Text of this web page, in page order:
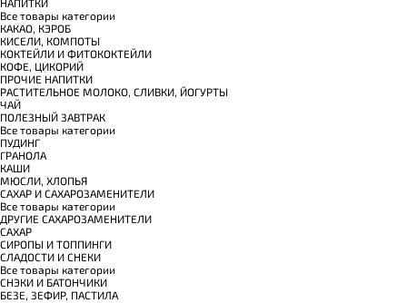
НАПИТКИ
Все товары категории
КАКАО, КЭРОБ
КИСЕЛИ, КОМПОТЫ
КОКТЕЙЛИ И ФИТОКОКТЕЙЛИ
КОФЕ, ЦИКОРИЙ
ПРОЧИЕ НАПИТКИ
РАСТИТЕЛЬНОЕ МОЛОКО, СЛИВКИ, ЙОГУРТЫ
ЧАЙ
ПОЛЕЗНЫЙ ЗАВТРАК
Все товары категории
ПУДИНГ
ГРАНОЛА
КАШИ
МЮСЛИ, ХЛОПЬЯ
САХАР И САХАРОЗАМЕНИТЕЛИ
Все товары категории
ДРУГИЕ САХАРОЗАМЕНИТЕЛИ
САХАР
СИРОПЫ И ТОППИНГИ
СЛАДОСТИ И СНЕКИ
Все товары категории
СНЭКИ И БАТОНЧИКИ
БЕЗЕ, ЗЕФИР, ПАСТИЛА